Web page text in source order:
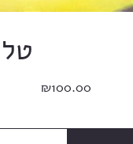
מחיר
₪100.00